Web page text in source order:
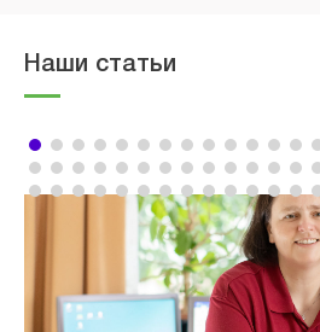
Наши статьи